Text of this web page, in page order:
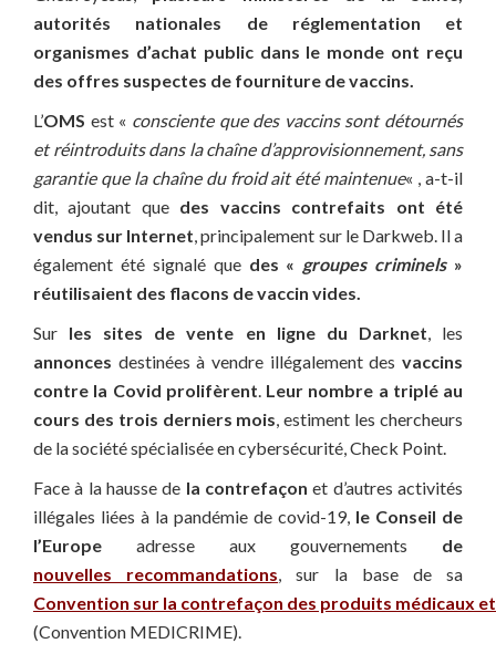
autorités nationales de réglementation et
organismes d’achat public dans le monde ont reçu
des offres suspectes de fourniture de vaccins.
L’OMS est « consciente que des vaccins sont détournés
et réintroduits dans la chaîne d’approvisionnement, sans
garantie que la chaîne du froid ait été maintenue« , a-t-il
dit, ajoutant que des vaccins contrefaits ont été
vendus sur Internet , principalement sur le Darkweb. Il a
également été signalé que des « groupes criminels»
réutilisaient des flacons de vaccin vides.
Sur les sites de vente en ligne du Darknet , les
annonces destinées à vendre illégalement des vaccins
contre la Covid prolifèrent Leur nombre a triplé au
cours des trois derniers mois , estiment les chercheurs
de la société spécialisée en cybersécurité, Check Point.
Face à la hausse de la contrefaçon et d’autres activités
illégales liées à la pandémie de covid-19, le Conseil de
l’Europe adresse aux gouvernements de
nouvelles recommandations , sur la base de sa
Convention sur la contrefaçon des produits médicaux
(Convention MEDICRIME).